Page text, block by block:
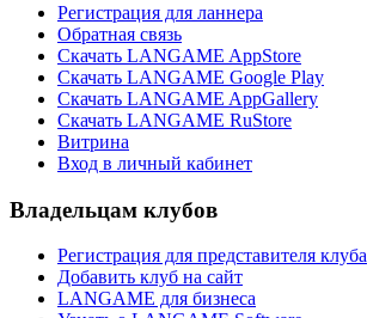
Регистрация для ланнера
Обратная связь
Скачать LANGAME AppStore
Скачать LANGAME Google Play
Скачать LANGAME AppGallery
Скачать LANGAME RuStore
Витрина
Вход в личный кабинет
Владельцам клубов
Регистрация для представителя клуба
Добавить клуб на сайт
LANGAME для бизнеса